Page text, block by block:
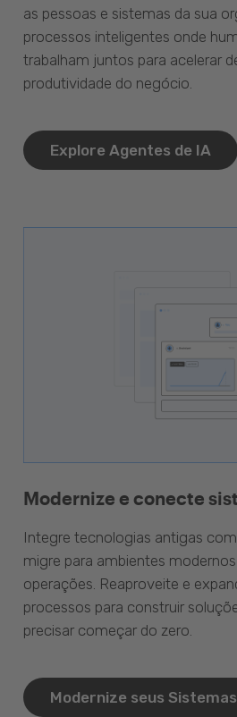
as pessoas e sistemas da sua
processos inteligentes onde
trabalham juntos para acelerar
produtividade do negócio.
Explore Agentes de IA
Modernize e conecte
Integre tecnologias antigas
migre para ambientes
operações. Reaproveite e
processos para construir
precisar começar do zero.
Modernize seus Sistemas